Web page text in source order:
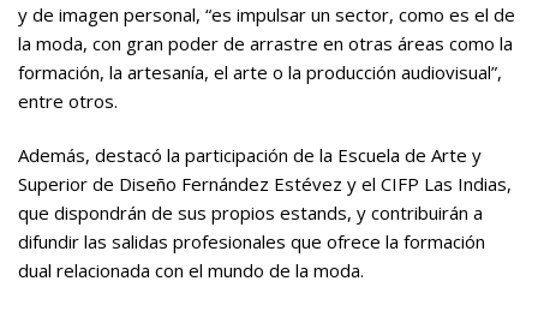
y de imagen personal, “es impulsar un sector, como es el de
la moda, con gran poder de arrastre en otras áreas como la
formación, la artesanía, el arte o la producción audiovisual”,
entre otros.
Además, destacó la participación de la Escuela de Arte y
Superior de Diseño Fernández Estévez y el CIFP Las Indias,
que dispondrán de sus propios estands, y contribuirán a
difundir las salidas profesionales que ofrece la formación
dual relacionada con el mundo de la moda.